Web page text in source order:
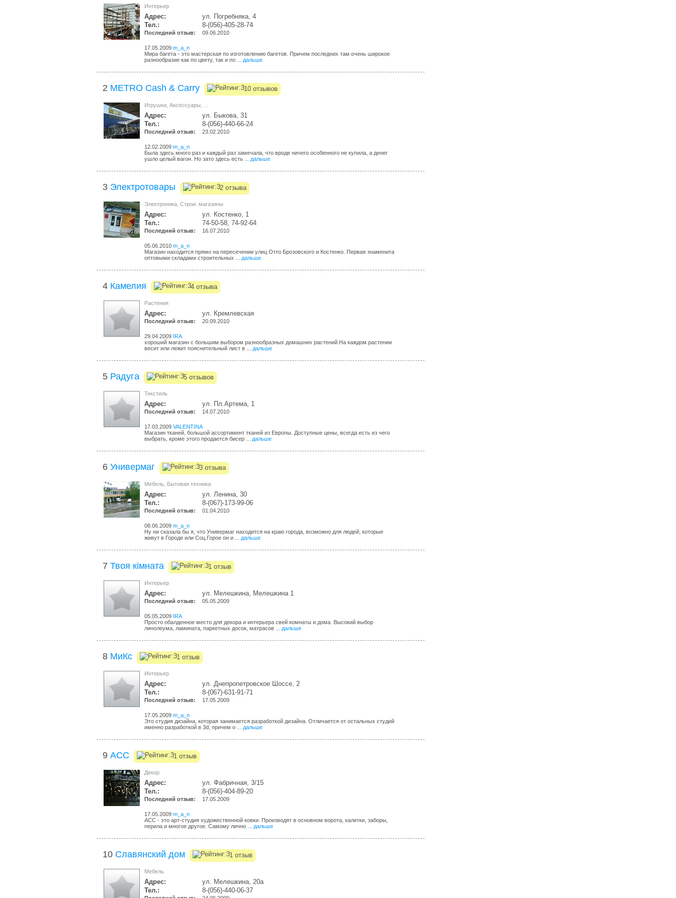
Интерьер
Адрес:
ул. Погребняка, 4
Тел.:
8-(056)-405-28-74
Последний отзыв: 09.06.2010
17.05.2009 m_a_n
Мира багета - это мастерская по изготовлению багетов. Причем последних там очень широкое
разнообразие как по цвету, так и по ... дальше
2 METRO Cash & Carry 10 отзывов
Игрушки Аксессуары
Адрес:
ул. Быкова, 31
Тел.:
8-(056)-440-66-24
Последний отзыв: 23.02.2010
12.02.2009 m_a_n
Была здесь много раз и каждый раз замечала, что вроде ничего особенного не купила, а денег
ушло целый вагон. Но зато здесь есть ... дальше
3 Электротовары 2 отзыва
Электроника Строи. магазины
Адрес:
ул. Костенко, 1
Тел.:
74-50-58, 74-92-64
Последний отзыв: 16.07.2010
05.06.2010 m_a_n
Магазин находится прямо на пересечении улиц Отто Брозовского и Костенко. Первая знаменита
оптовыми складами строительных ... дальше
4 Камелия 4 отзыва
Растения
Адрес: ул. Кремлевская
Последний отзыв: 20.09.2010
29.04.2009 IRA
хороший магазин с большим выбором разнообразных домашних растений.На каждом растении
весит или лежит пояснительный лист в ... дальше
5 Радуга 5 отзывов
Текстиль
Адрес: ул. Пл.Артема, 1
Последний отзыв: 14.07.2010
17.03.2009 VALENTINA
Магазин тканей, большой ассортимент тканей из Европы. Доступные цены, всегда есть из чего
выбрать, кроме этого продается бисер ... дальше
6 Универмаг 3 отзыва
Мебель Бытовая техника
Адрес:
ул. Ленина, 30
Тел.:
8-(067)-173-99-06
Последний отзыв: 01.04.2010
08.06.2009 m_a_n
Ну ни сказала бы я, что Универмаг находится на краю города, возможно для людей, которые
живут в Городе или Соц.Горое он и ... дальше
7 Твоя кімната 1 отзыв
Интерьер
Адрес: ул. Мелешкина, Мелешкина 1
Последний отзыв: 05.05.2009
05.05.2009 IRA
Просто обалденное место для декора и интерьера свей комнаты и дома. Высокий выбор
линолеума, ламината, паркетных досок, матрасов ... дальше
8 МиКс 1 отзыв
Интерьер
Адрес:
ул. Днепропетровское Шоссе, 2
Тел.:
8-(067)-631-91-71
Последний отзыв: 17.05.2009
17.05.2009 m_a_n
Это студия дизайна, которая занимается разработкой дизайна. Отличается от остальных студий
именно разработкой в 3d, причем о ... дальше
9 АСС 1 отзыв
Декор
Адрес:
ул. Фабричная, 3/15
Тел.:
8-(056)-404-89-20
Последний отзыв: 17.05.2009
17.05.2009 m_a_n
АСС - это арт-студия художественной ковки. Производят в основном ворота, калитки, заборы,
перила и многое другое. Самому лично ... дальше
10 Славянский дом 1 отзыв
Мебель
Адрес:
ул. Мелешкина, 20а
Тел.:
8-(056)-440-06-37